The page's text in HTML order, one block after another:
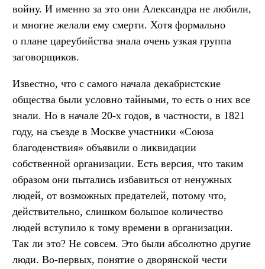
войну. И именно за это они Александра не любили,
и многие желали ему смерти. Хотя формально
о плане цареубийства знала очень узкая группа
заговорщиков.
Известно, что с самого начала декабристские
общества были условно тайными, то есть о них все
знали. Но в начале 20-х годов, в частности, в 1821
году, на съезде в Москве участники «Союза
благоденствия» объявили о ликвидации
собственной организации. Есть версия, что таким
образом они пытались избавиться от ненужных
людей, от возможных предателей, потому что,
действительно, слишком большое количество
людей вступило к тому времени в организации.
Так ли это? Не совсем. Это были абсолютно другие
люди. Во-первых, понятие о дворянской чести